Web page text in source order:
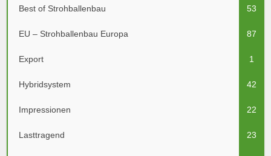
Best of Strohballenbau 53
EU – Strohballenbau Europa 87
Export 1
Hybridsystem 42
Impressionen 22
Lasttragend 23